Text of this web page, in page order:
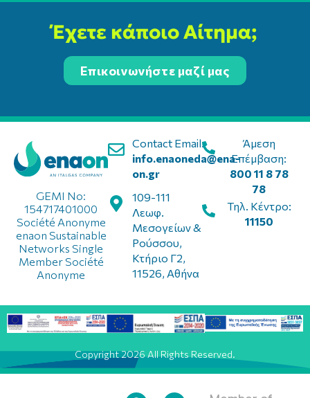
Έχετε κάποιο Αίτημα;
Επικοινωνήστε μαζί μας
Contact Email:
info.enaoneda@ena-
on.gr
109-111
Λεωφ.
Μεσογείων &
Ρούσσου,
Κτήριο Γ2,
11526, Αθήνα
GEMI No:
154717401000
Société Anonyme
enaon Sustainable
Networks Single
Member Société
Anonyme
Άμεση
Επέμβαση:
800 11 8 78
78
Τηλ. Κέντρο:
11150
Copyright 2026 All Rights Reserved.